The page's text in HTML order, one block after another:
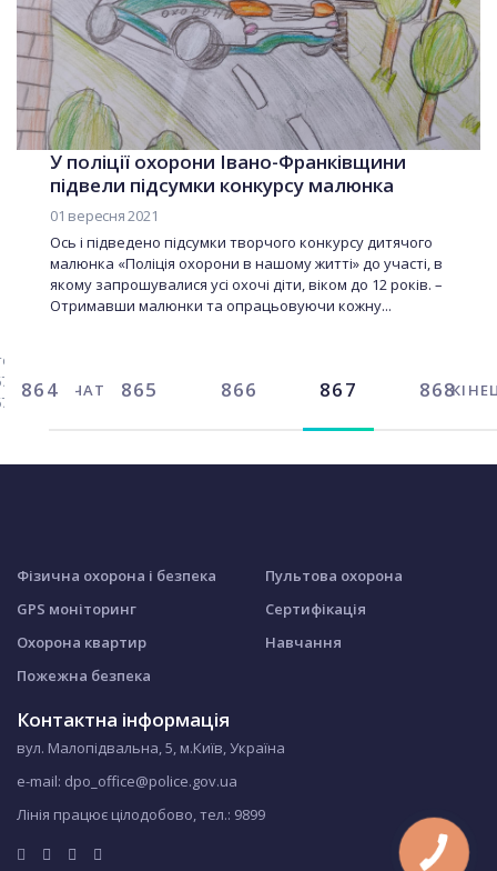
У поліції охорони Івано-Франківщини
підвели підсумки конкурсу малюнка
01 вересня 2021
Ось і підведено підсумки творчого конкурсу дитячого
малюнка «Поліція охорони в нашому житті» до участі, в
якому запрошувалися усі охочі діти, віком до 12 років. –
Отримавши малюнки та опрацьовуючи кожну...
із
ПОЧАТОК
864 865 866 867 868
Фізична охорона і безпека
GPS моніторинг
Охорона квартир
Пожежна безпека
Пультова охорона
Сертифікація
Навчання
Контактна інформація
вул. Малопідвальна, 5, м.Київ, Україна
e-mail: dpo_office@police.gov.ua
Лінія працює цілодобово, тел.: 9899